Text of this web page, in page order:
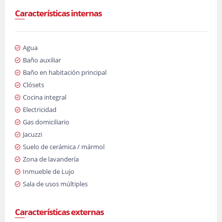
Características internas
Agua
Baño auxiliar
Baño en habitación principal
Clósets
Cocina integral
Electricidad
Gas domiciliario
Jacuzzi
Suelo de cerámica / mármol
Zona de lavandería
Inmueble de Lujo
Sala de usos múltiples
Características externas